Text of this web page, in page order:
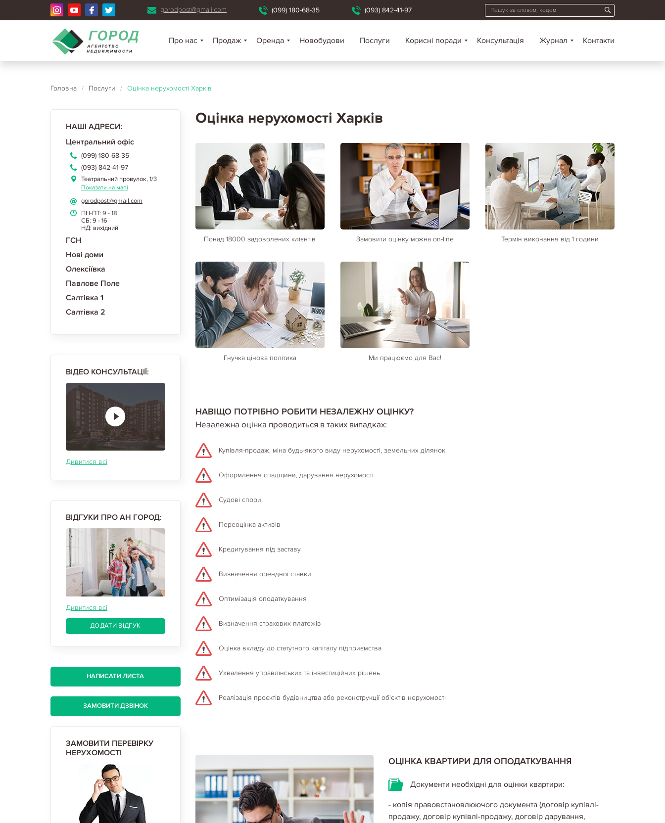
gorodpost@gmail.com (099) 180-68-35 (093) 842-41-97
Про нас Продаж Оренда Новобудови Послуги Корисні поради Консультація Журнал Контакти
Головна / Послуги / Оцінка нерухомості Харків
НАШІ АДРЕСИ:
Центральний офіс
(099) 180-68-35
(093) 842-41-97
Театральний провулок, 1/3
Показати на мапі
gorodpost@gmail.com
ПН-ПТ: 9 - 18
СБ: 9 - 16
НД: вихідний
ГСН
Нові доми
Олексіївка
Павлове Поле
Салтівка 1
Салтівка 2
ВІДЕО КОНСУЛЬТАЦІЇ:
Дивитися всі
ВІДГУКИ ПРО АН ГОРОД:
Дивитися всі
ДОДАТИ ВІДГУК
НАПИСАТИ ЛИСТА
ЗАМОВИТИ ДЗВІНОК
ЗАМОВИТИ ПЕРЕВІРКУ
НЕРУХОМОСТІ
Оцінка нерухомості Харків
Понад 18000 задоволених клієнтів Замовити оцінку можна on-line Термін виконання від 1 години
Гнучка цінова політика Ми працюємо для Вас!
НАВІЩО ПОТРІБНО РОБИТИ НЕЗАЛЕЖНУ ОЦІНКУ?
Незалежна оцінка проводиться в таких випадках:
Купівля-продаж, міна будь-якого виду нерухомості, земельних ділянок
Оформлення спадщини, дарування нерухомості
Судові спори
Переоцінка активів
Кредитування під заставу
Визначення орендної ставки
Оптимізація оподаткування
Визначення страхових платежів
Оцінка вкладу до статутного капіталу підприємства
Ухвалення управлінських та інвестиційних рішень
Реалізація проєктів будівництва або реконструкції об'єктів нерухомості
ОЦІНКА КВАРТИРИ ДЛЯ ОПОДАТКУВАННЯ
Документи необхідні для оцінки квартири:
- копія правовстановлюючого документа (договір купівлі-
продажу, договір купівлі-продажу, договір дарування,